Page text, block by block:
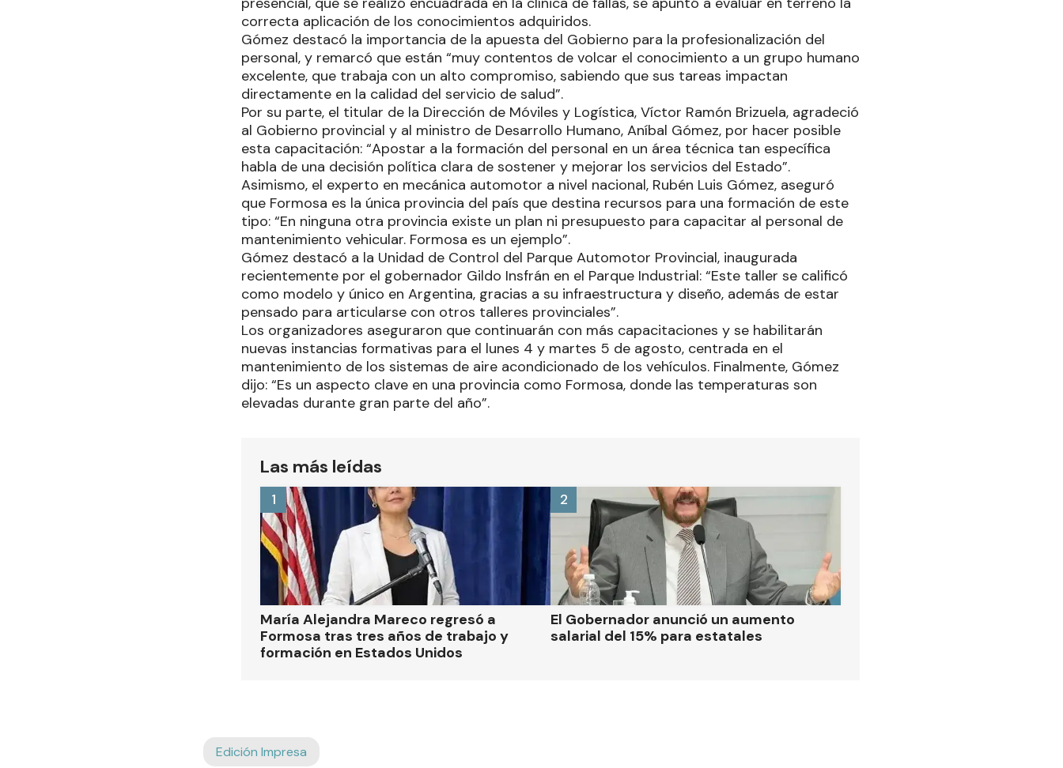
correcta aplicación de los conocimientos adquiridos.
Gómez destacó la importancia de la apuesta del Gobierno para la profesionalización del
personal, y remarcó que están “muy contentos de volcar el conocimiento a un grupo humano
excelente, que trabaja con un alto compromiso, sabiendo que sus tareas impactan
directamente en la calidad del servicio de salud”.
Por su parte, el titular de la Dirección de Móviles y Logística, Víctor Ramón Brizuela, agradeció
al Gobierno provincial y al ministro de Desarrollo Humano, Aníbal Gómez, por hacer posible
esta capacitación: “Apostar a la formación del personal en un área técnica tan específica
habla de una decisión política clara de sostener y mejorar los servicios del Estado”.
Asimismo, el experto en mecánica automotor a nivel nacional, Rubén Luis Gómez, aseguró
que Formosa es la única provincia del país que destina recursos para una formación de este
tipo: “En ninguna otra provincia existe un plan ni presupuesto para capacitar al personal de
mantenimiento vehicular. Formosa es un ejemplo”.
Gómez destacó a la Unidad de Control del Parque Automotor Provincial, inaugurada
recientemente por el gobernador Gildo Insfrán en el Parque Industrial: “Este taller se calificó
como modelo y único en Argentina, gracias a su infraestructura y diseño, además de estar
pensado para articularse con otros talleres provinciales”.
Los organizadores aseguraron que continuarán con más capacitaciones y se habilitarán
nuevas instancias formativas para el lunes 4 y martes 5 de agosto, centrada en el
mantenimiento de los sistemas de aire acondicionado de los vehículos. Finalmente, Gómez
dijo: “Es un aspecto clave en una provincia como Formosa, donde las temperaturas son
elevadas durante gran parte del año”.
Las más leídas
María Alejandra Mareco regresó a
Formosa tras tres años de trabajo y
formación en Estados Unidos
1
El Gobernador anunció un aumento
salarial del 15% para estatales
2
Edición Impresa